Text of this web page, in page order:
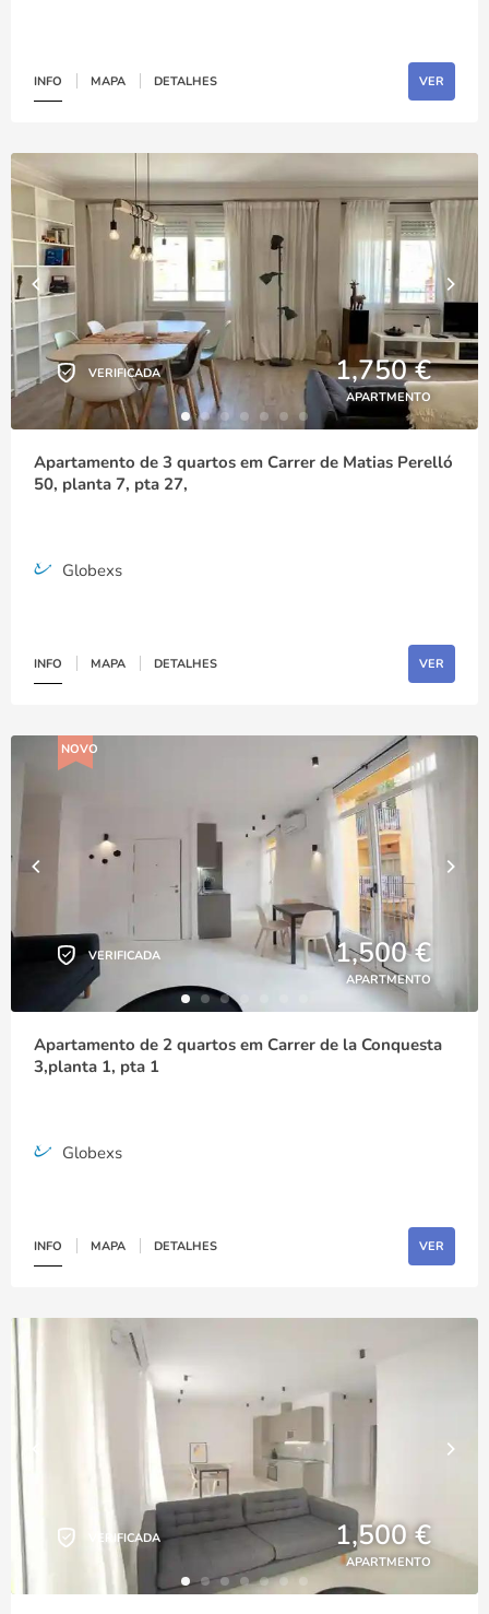
INFO MAPA DETALHES VER
VERIFICADA 1,750 €
APARTMENTO
Apartamento de 3 quartos em Carrer de Matias Perelló
50, planta 7, pta 27,
Globexs
INFO MAPA DETALHES VER
NOVO
VERIFICADA 1,500 €
APARTMENTO
Apartamento de 2 quartos em Carrer de la Conquesta
3,planta 1, pta 1
Globexs
INFO MAPA DETALHES VER
VERIFICADA 1,500 €
APARTMENTO